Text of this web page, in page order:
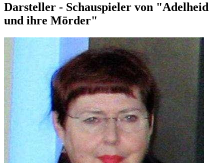
Darsteller - Schauspieler von "Adelheid
und ihre Mörder"